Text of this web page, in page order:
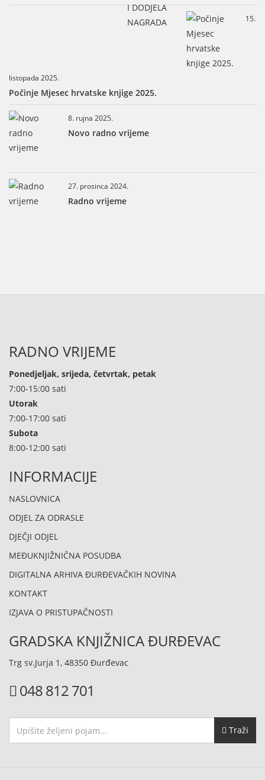
15.
listopada 2025.
Počinje Mjesec hrvatske knjige 2025.
8. rujna 2025.
Novo radno vrijeme
27. prosinca 2024.
Radno vrijeme
RADNO VRIJEME
Ponedjeljak, srijeda, četvrtak, petak
7:00-15:00 sati
Utorak
7:00-17:00 sati
Subota
8:00-12:00 sati
INFORMACIJE
NASLOVNICA
ODJEL ZA ODRASLE
DJEČJI ODJEL
MEĐUKNJIŽNIČNA POSUDBA
DIGITALNA ARHIVA ĐURĐEVAČKIH NOVINA
KONTAKT
IZJAVA O PRISTUPAČNOSTI
GRADSKA KNJIŽNICA ĐURĐEVAC
Trg sv.Jurja 1, 48350 Đurđevac
048 812 701
Traži